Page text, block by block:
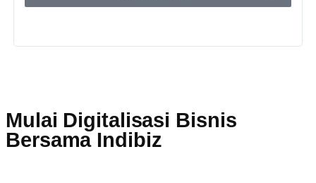
Mulai Digitalisasi Bisnis
Bersama Indibiz